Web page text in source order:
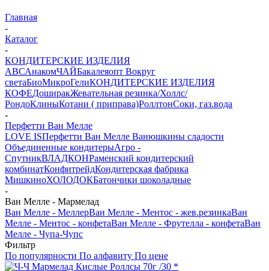
Главная
-
Каталог
-
КОНДИТЕРСКИЕ ИЗДЕЛИЯ
АВСАнакомЧАЙБакалеяопт Вокруг
светаБиоМикроГелиКОНДИТЕРСКИЕ ИЗДЕЛИЯ
КОФЕДоширакЖевательная резинка/Холлс/
РондоКлиныКотани ( приправа)РоллтонСоки, газ.вода
-
Перфетти Ван Мелле
LOVE ISПерфетти Ван Мелле Ванюшкины сладости
Объединенные кондитерыАгро -
СпутникВЛАДКОНРаменский кондитерский
комбинатКонфитрейдКондитерская фабрика
МишкиноХОЛОДОКБатончики шоколадные
-
Ван Мелле - Мармелад
Ван Мелле - МеллерВан Мелле - Ментос - жев.резинкаВан
Мелле - Ментос - конфетаВан Мелле - Фрутелла - конфетаВан
Мелле - Чупа-Чупс
Фильтр
По популярности По алфавиту По цене